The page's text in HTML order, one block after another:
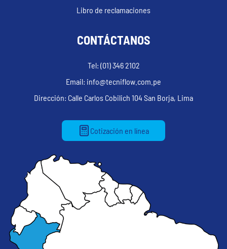
Libro de reclamaciones
CONTÁCTANOS
Tel: (01) 346 2102
Email: info@tecniflow.com.pe
Dirección: Calle Carlos Cobilich 104 San Borja, Lima
Cotización en línea